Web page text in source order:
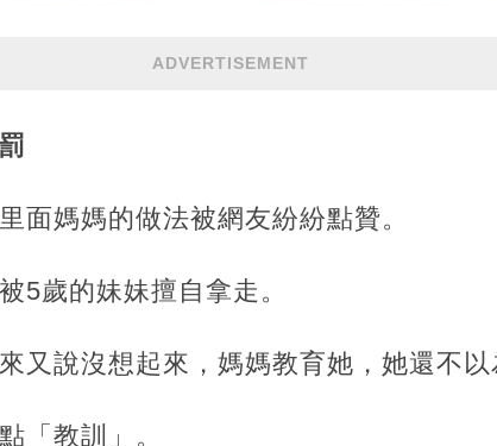
ADVERTISEMENT
面媽媽的做法被網友紛紛點贊。
5歲的妹妹擅自拿走。
又說沒想起來，媽媽教育她，她還不
「教訓」。